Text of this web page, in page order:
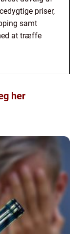
priser,
samt
at træffe
her